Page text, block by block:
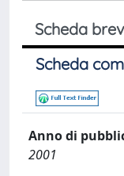
Scheda
Scheda
Anno di
2001